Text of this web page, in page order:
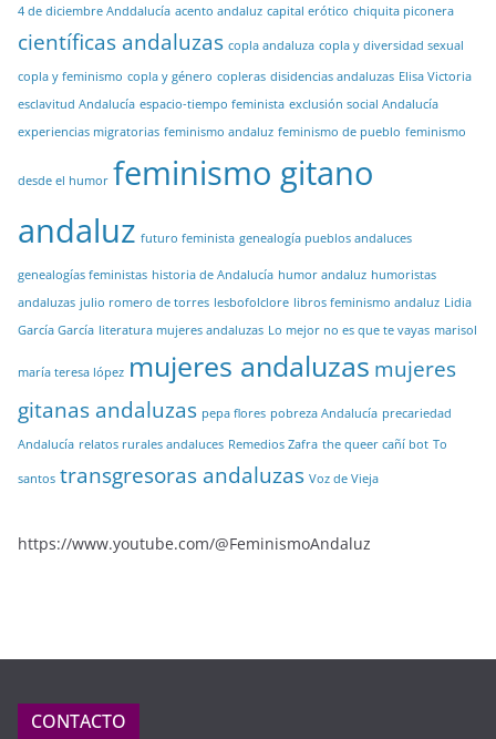
4 de diciembre Anddalucía acento andaluz capital erótico chiquita piconera
científicas andaluzas copla andaluza copla y diversidad sexual
copla y feminismo copla y género copleras disidencias andaluzas Elisa Victoria
esclavitud Andalucía espacio-tiempo feminista exclusión social Andalucía
experiencias migratorias feminismo andaluz feminismo de pueblo feminismo
desde el humor feminismo gitano
andaluz futuro feminista genealogía pueblos andaluces
genealogías feministas historia de Andalucía humor andaluz humoristas
andaluzas julio romero de torres lesbofolclore libros feminismo andaluz Lidia
García García literatura mujeres andaluzas Lo mejor no es que te vayas marisol
maría teresa lópez mujeres andaluzas mujeres
gitanas andaluzas pepa flores pobreza Andalucía precariedad
Andalucía relatos rurales andaluces Remedios Zafra the queer cañí bot To
santos transgresoras andaluzas Voz de Vieja
https://www.youtube.com/@FeminismoAndaluz
CONTACTO